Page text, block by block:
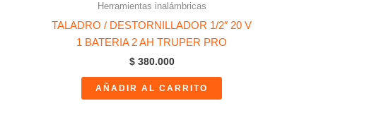
Herramientas inalámbricas
TALADRO / DESTORNILLADOR 1/2″ 20 V
1 BATERIA 2 AH TRUPER PRO
$380.000
AÑADIR AL CARRITO